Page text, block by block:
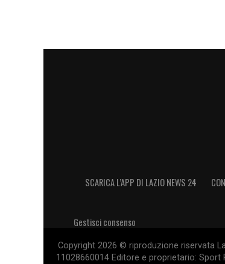
SCARICA L’APP DI LAZIO NEWS 24
Gestisci consenso
Copyright 2026 © riproduzione riservata
11028660014 Editore e proprietario: Sport